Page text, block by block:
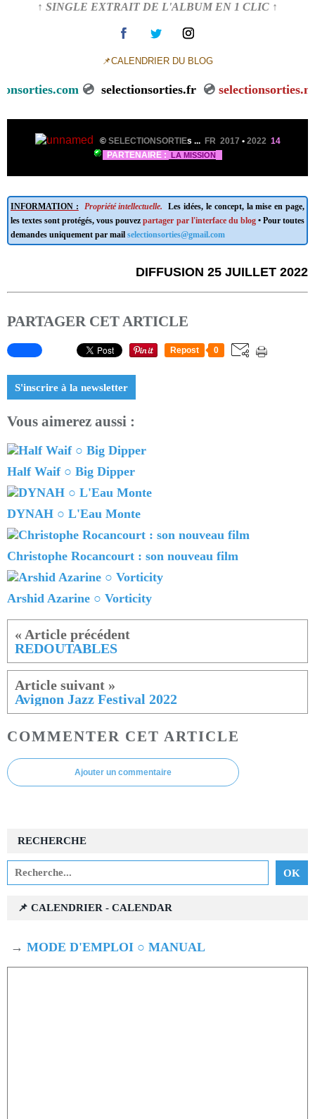
↑ SINGLE EXTRAIT DE L'ALBUM EN 1 CLIC ↑
📌CALENDRIER DU BLOG
💿 selectionsorties.fr💿
© SELECTIONSORTIEs ... FR 2017 • 2022 14
PARTENAIRE : LA MISSION
INFORMATION : Propriété intellectuelle.
Les idées, le concept, la mise en page,
les textes sont protégés, vous pouvezpartager par l'interface du blog• Pour toutes
demandes uniquement par mail selectionsorties@gmail.com
DIFFUSION 25 JUILLET 2022
PARTAGER CET ARTICLE
Repost 0
S'inscrire à la newsletter
Vous aimerez aussi :
Half Waif ○ Big Dipper
DYNAH ○ L'Eau Monte
Christophe Rocancourt : son nouveau film
Arshid Azarine ○ Vorticity
REDOUTABLES
Avignon Jazz Festival 2022
COMMENTER CET ARTICLE
Ajouter un commentaire
RECHERCHE
📌 CALENDRIER - CALENDAR
→ MODE D'EMPLOI ○ MANUAL